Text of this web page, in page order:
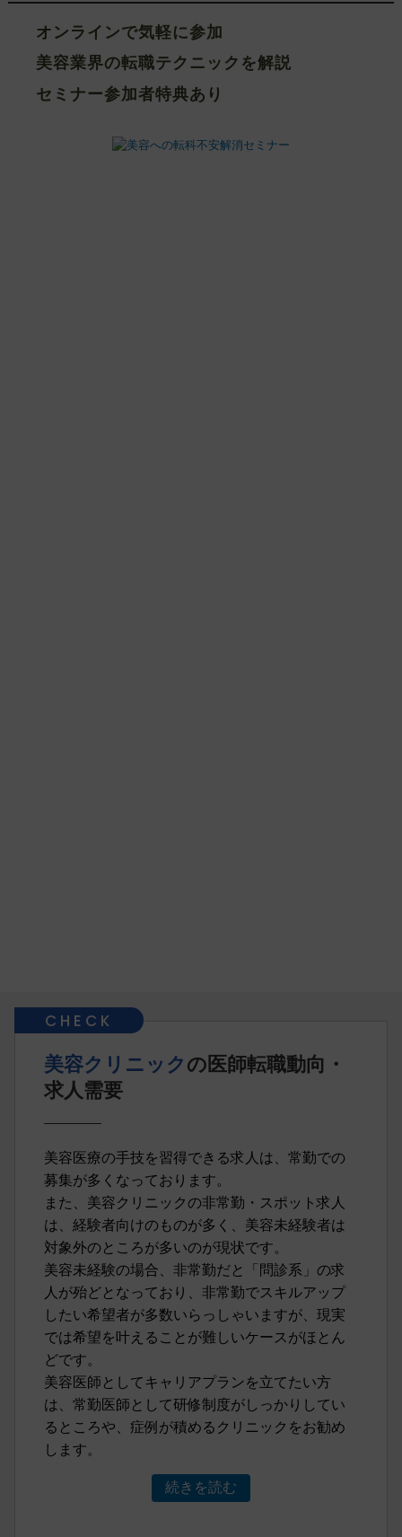
オンラインで気軽に参加
美容業界の転職テクニックを解説
セミナー参加者特典あり
美容クリニックの医師転職動向・
求人需要
美容医療の手技を習得できる求人は、常勤での
募集が多くなっております。
また、美容クリニックの非常勤・スポット求人
は、経験者向けのものが多く、美容未経験者は
対象外のところが多いのが現状です。
美容未経験の場合、非常勤だと「問診系」の求
人が殆どとなっており、非常勤でスキルアップ
したい希望者が多数いらっしゃいますが、現実
では希望を叶えることが難しいケースがほとん
どです。
美容医師としてキャリアプランを立てたい方
は、常勤医師として研修制度がしっかりしてい
るところや、症例が積めるクリニックをお勧め
します。
続きを読む